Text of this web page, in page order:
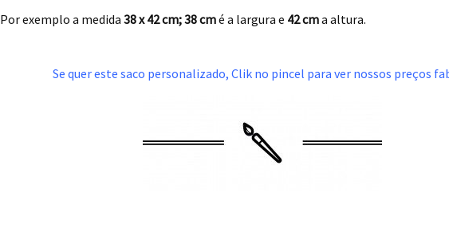
Por exemplo a medida 38 x 42 cm; 38cmé a largura e 42 cma altura.
Se quer este saco personalizado, Clik no pincel para ver nossos preços